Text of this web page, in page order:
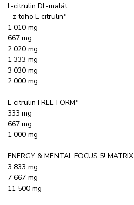
L-citrulin DL-malát
- z toho L-citrulin*
1 010 mg
667 mg
2 020 mg
1 333 mg
3 030 mg
2 000 mg
L-citrulin FREE FORM*
333 mg
667 mg
1 000 mg
ENERGY & MENTAL FOCUS 5! MATRIX
3 833 mg
7 667 mg
11 500 mg